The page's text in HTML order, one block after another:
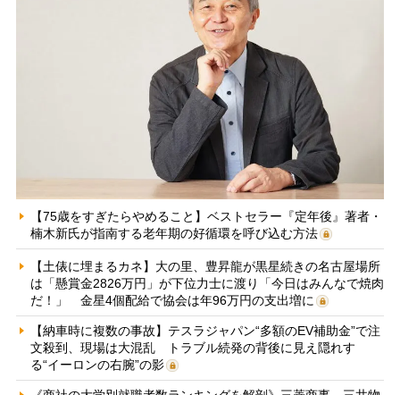
【75歳をすぎたらやめること】ベストセラー『定年後』著者・
楠木新氏が指南する老年期の好循環を呼び込む方法
【土俵に埋まるカネ】大の里、豊昇龍が黒星続きの名古屋場所
は「懸賞金2826万円」が下位力士に渡り「今日はみんなで焼肉
だ！」 金星4個配給で協会は年96万円の支出増に
【納車時に複数の事故】テスラジャパン“多額のEV補助金”で注
文殺到、現場は大混乱 トラブル続発の背後に見え隠れす
る“イーロンの右腕”の影